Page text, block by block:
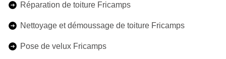
Réparation de toiture Fricamps
Nettoyage et démoussage de toiture Fricamps
Pose de velux Fricamps